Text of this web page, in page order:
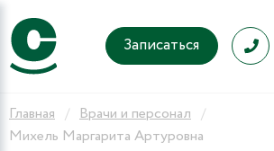
Записаться
Главная
Врачи и персонал
Михель Маргарита Артуровна